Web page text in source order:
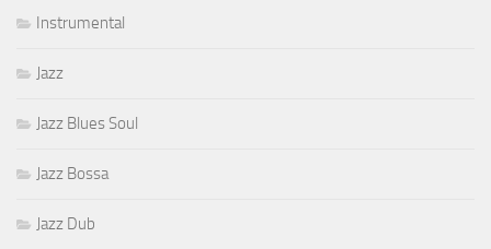
Instrumental
Jazz
Jazz Blues Soul
Jazz Bossa
Jazz Dub